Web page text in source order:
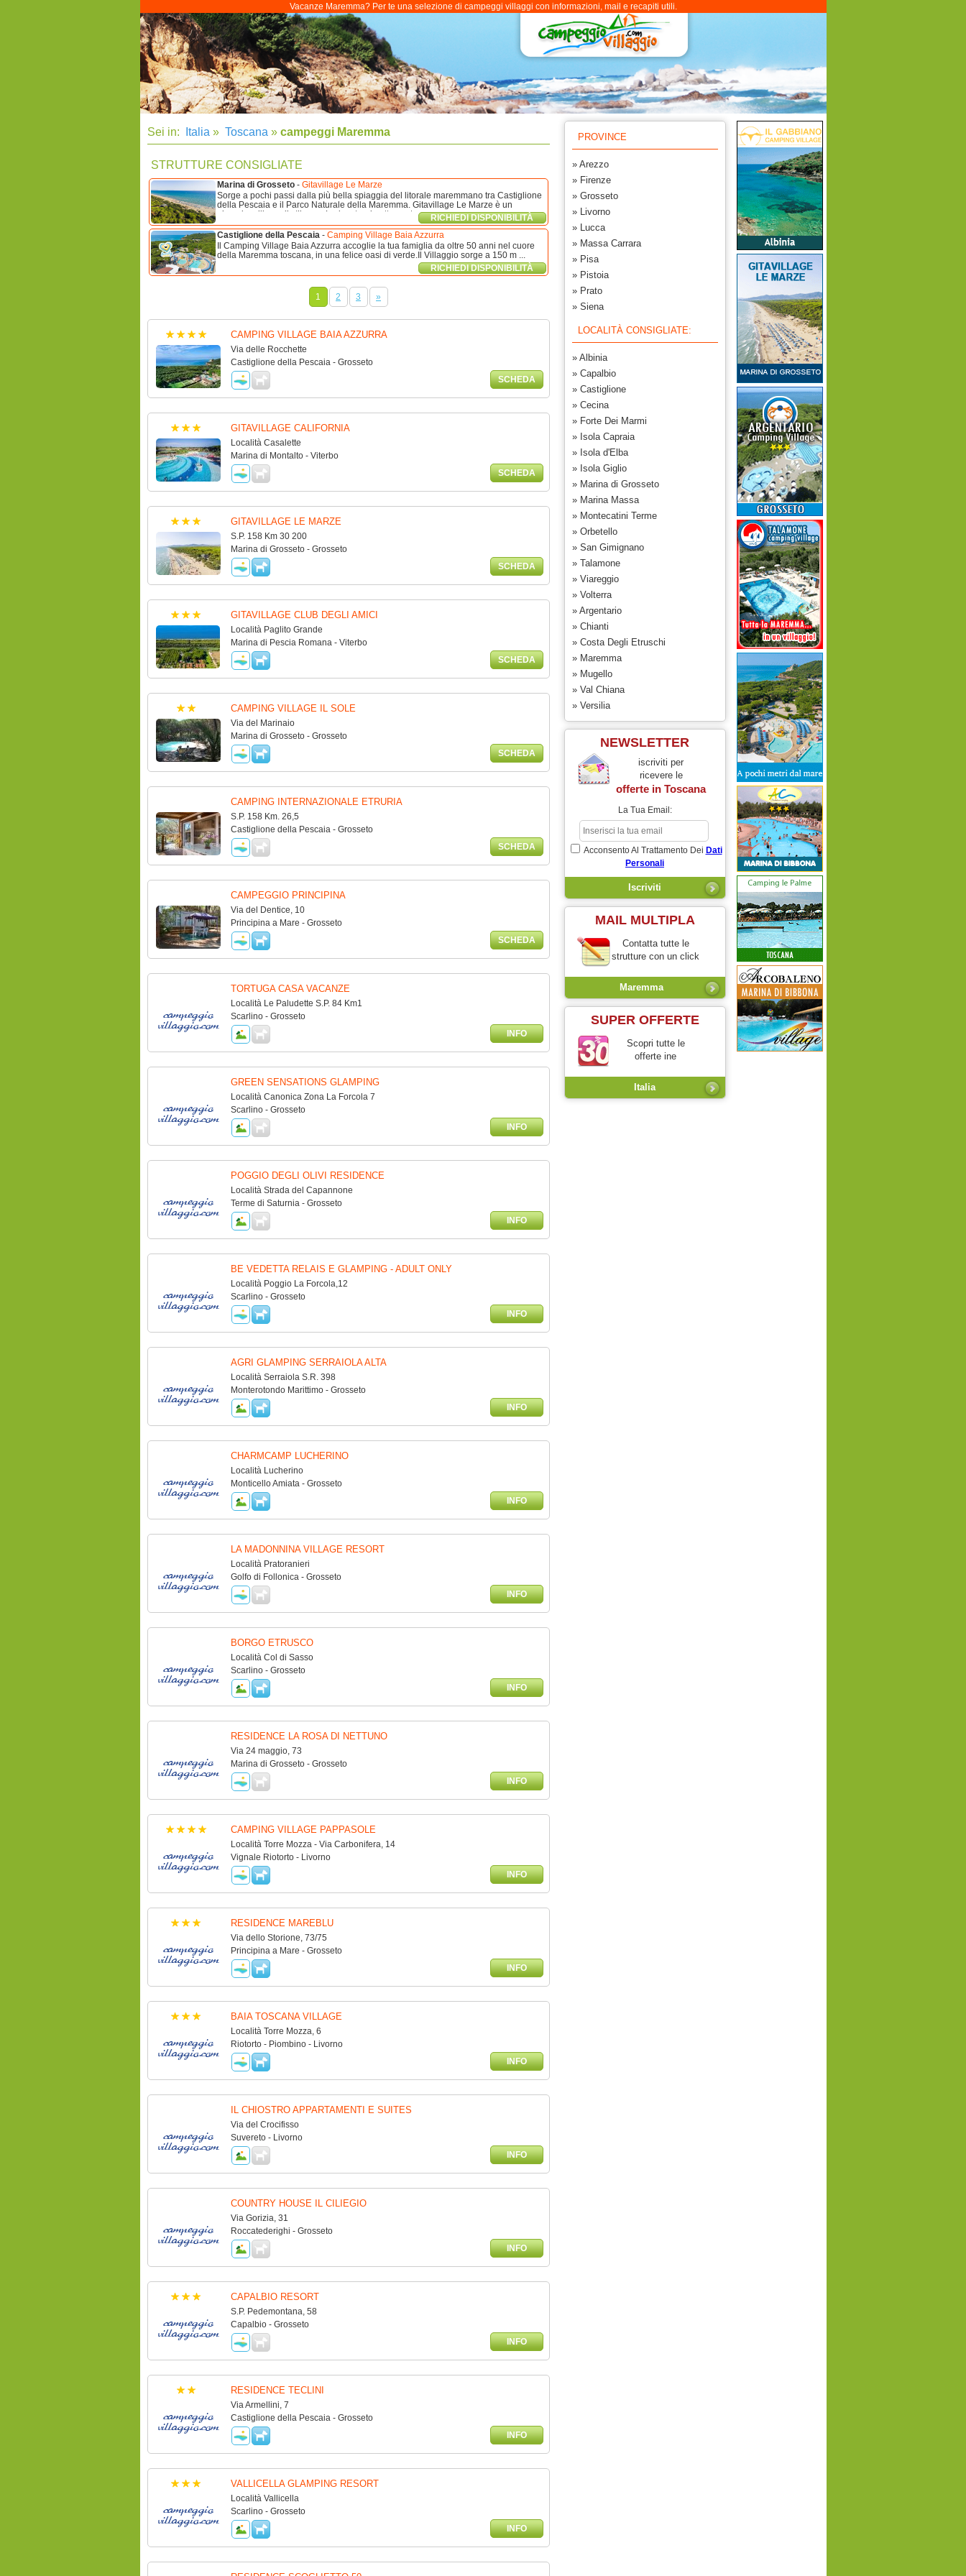
Vacanze Maremma? Per te una selezione di campeggi villaggi con informazioni, mail e recapiti utili.
Sei in: Italia » Toscana » campeggi Maremma
STRUTTURE CONSIGLIATE
Marina di Grosseto- Gitavillage Le Marze
Sorge a pochi passi dalla più bella spiaggia del litorale maremmano tra Castiglione
della Pescaia e il Parco Naturale della Maremma. Gitavillage Le Marze è un
glampingvillage di stile con Lodge, tende attrezzate ... RICHIEDI DISPONIBILITÀ
Castiglione della Pescaia- Camping Village Baia Azzurra
Il Camping Village Baia Azzurra accoglie la tua famiglia da oltre 50 anni nel cuore
della Maremma toscana, in una felice oasi di verde.Il Villaggio sorge a 150 m ...
RICHIEDI DISPONIBILITÀ
1 2 3 »
CAMPING VILLAGE BAIA AZZURRA
Via delle Rocchette
Castiglione della Pescaia - Grosseto
SCHEDA
GITAVILLAGE CALIFORNIA
Località Casalette
Marina di Montalto - Viterbo
SCHEDA
GITAVILLAGE LE MARZE
S.P. 158 Km 30 200
Marina di Grosseto - Grosseto
SCHEDA
GITAVILLAGE CLUB DEGLI AMICI
Località Paglito Grande
Marina di Pescia Romana - Viterbo
SCHEDA
CAMPING VILLAGE IL SOLE
Via del Marinaio
Marina di Grosseto - Grosseto
SCHEDA
CAMPING INTERNAZIONALE ETRURIA
S.P. 158 Km. 26,5
Castiglione della Pescaia - Grosseto
SCHEDA
CAMPEGGIO PRINCIPINA
Via del Dentice, 10
Principina a Mare - Grosseto
SCHEDA
TORTUGA CASA VACANZE
Località Le Paludette S.P. 84 Km1
Scarlino - Grosseto
INFO
GREEN SENSATIONS GLAMPING
Località Canonica Zona La Forcola 7
Scarlino - Grosseto
INFO
POGGIO DEGLI OLIVI RESIDENCE
Località Strada del Capannone
Terme di Saturnia - Grosseto
INFO
BE VEDETTA RELAIS E GLAMPING - ADULT ONLY
Località Poggio La Forcola,12
Scarlino - Grosseto
INFO
AGRI GLAMPING SERRAIOLA ALTA
Località Serraiola S.R. 398
Monterotondo Marittimo - Grosseto
INFO
CHARMCAMP LUCHERINO
Località Lucherino
Monticello Amiata - Grosseto
INFO
LA MADONNINA VILLAGE RESORT
Località Pratoranieri
Golfo di Follonica - Grosseto
INFO
BORGO ETRUSCO
Località Col di Sasso
Scarlino - Grosseto
INFO
RESIDENCE LA ROSA DI NETTUNO
Via 24 maggio, 73
Marina di Grosseto - Grosseto
INFO
CAMPING VILLAGE PAPPASOLE
Località Torre Mozza - Via Carbonifera, 14
Vignale Riotorto - Livorno
INFO
RESIDENCE MAREBLU
Via dello Storione, 73/75
Principina a Mare - Grosseto
INFO
BAIA TOSCANA VILLAGE
Località Torre Mozza, 6
Riotorto - Piombino - Livorno
INFO
IL CHIOSTRO APPARTAMENTI E SUITES
Via del Crocifisso
Suvereto - Livorno
INFO
COUNTRY HOUSE IL CILIEGIO
Via Gorizia, 31
Roccatederighi - Grosseto
INFO
CAPALBIO RESORT
S.P. Pedemontana, 58
Capalbio - Grosseto
INFO
RESIDENCE TECLINI
Via Armellini, 7
Castiglione della Pescaia - Grosseto
INFO
VALLICELLA GLAMPING RESORT
Località Vallicella
Scarlino - Grosseto
INFO
PROVINCE
» Arezzo
» Firenze
» Grosseto
» Livorno
» Lucca
» Massa Carrara
» Pisa
» Pistoia
» Prato
» Siena
LOCALITÀ CONSIGLIATE:
» Albinia
» Capalbio
» Castiglione
» Cecina
» Forte Dei Marmi
» Isola Capraia
» Isola d'Elba
» Isola Giglio
» Marina di Grosseto
» Marina Massa
» Montecatini Terme
» Orbetello
» San Gimignano
» Talamone
» Viareggio
» Volterra
» Argentario
» Chianti
» Costa Degli Etruschi
» Maremma
» Mugello
» Val Chiana
» Versilia
NEWSLETTER
iscriviti per
ricevere le
offerte in Toscana
La Tua Email:
Acconsento Al Trattamento Dei Dati
Personali
MAIL MULTIPLA
Contatta tutte le
strutture con un click
Maremma
SUPER OFFERTE
Scopri tutte le
offerte ine
Italia